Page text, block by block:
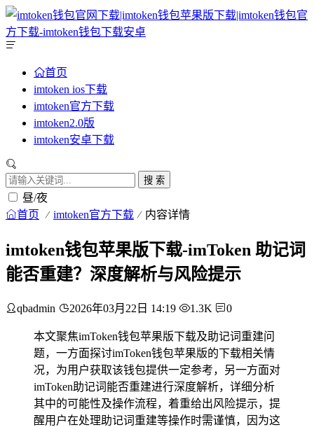
首页
imtoken ios下载
imtoken官方下载
imtoken2.0版
imtoken安卓下载
搜 索
昼/夜
首页 imtoken官方下载 内容详情
imtoken钱包苹果版下载-imToken 助记词
能否重建？深度解析与风险提示
qbadmin 2026年03月22日 14:19 1.3K 0
本文聚焦imToken钱包苹果版下载及助记词重建问
题，一方面探讨imToken钱包苹果版的下载相关情
况，为用户获取该钱包提供一定参考，另一方面对
imToken助记词能否重建进行深度解析，详细分析
其中的可能性及操作流程，着重给出风险提示，提
醒用户在处理助记词重建等操作时需谨慎，因为这